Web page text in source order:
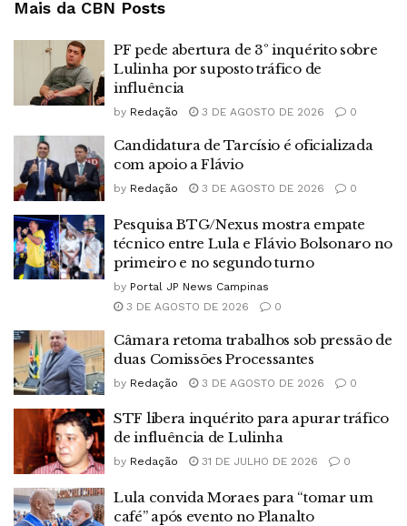
Mais da CBN Posts
PF pede abertura de 3º inquérito sobre
Lulinha por suposto tráfico de
influência
by Redação 3 DE AGOSTO DE 2026 0
Candidatura de Tarcísio é oficializada
com apoio a Flávio
by Redação 3 DE AGOSTO DE 2026 0
Pesquisa BTG/Nexus mostra empate
técnico entre Lula e Flávio Bolsonaro no
primeiro e no segundo turno
by Portal JP News Campinas
3 DE AGOSTO DE 2026
0
Câmara retoma trabalhos sob pressão de
duas Comissões Processantes
by Redação 3 DE AGOSTO DE 2026 0
STF libera inquérito para apurar tráfico
de influência de Lulinha
by Redação 31 DE JULHO DE 2026 0
Lula convida Moraes para “tomar um
café” após evento no Planalto